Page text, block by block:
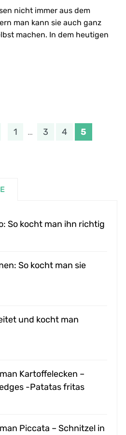
nicht immer aus dem
man kann sie auch ganz
machen. In dem heutigen
1 … 3 4 5
So kocht man ihn richtig
So kocht man sie
und kocht man
Kartoffelecken –
-Patatas fritas
Piccata – Schnitzel in